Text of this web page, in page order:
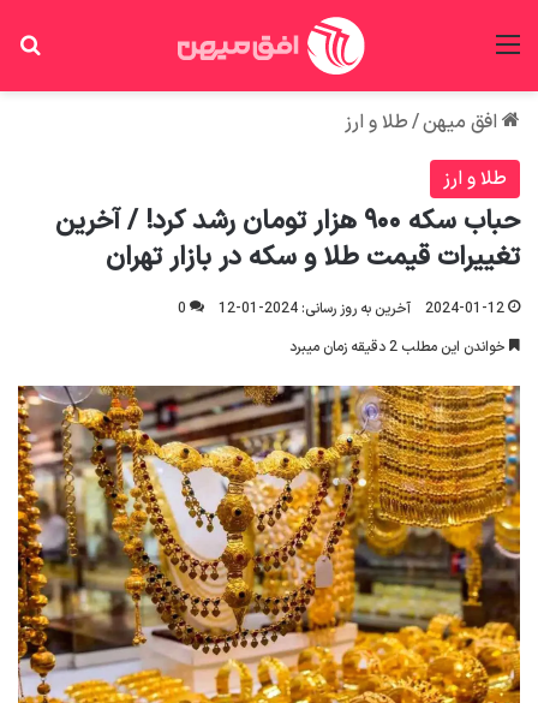
افق میهن/طلا و ارز
طلا و ارز
حباب سکه ۹۰۰ هزار تومان رشد کرد! / آخرین
تغییرات قیمت طلا و سکه در بازار تهران
2024-01-12 آخرین به روز رسانی: 2024-01-12
0
خواندن این مطلب 2 دقیقه زمان میبرد